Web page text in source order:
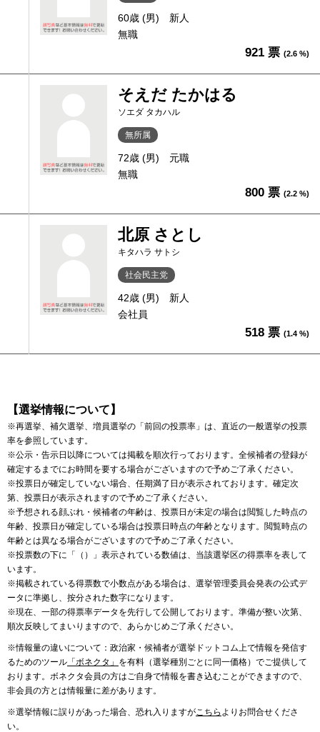
60歳 (男)
新人
無職
921 票 (2.6 %)
そえだ たかはる
ソエダ タカハル
無所属
72歳 (男)
元職
無職
800 票 (2.2 %)
北原 さとし
キタハラ サトシ
社会民主党
42歳 (男)
新人
会社員
518 票 (1.4 %)
【選挙情報について】
※再選挙、補欠選挙、増員選挙の「前回の投票率」は、直近の一般選挙の投票
率を参照しています。
※公示・告示日以降については掲載を順次行っております。全候補者の登録が
確定するまでにお時間を要する場合がございますので予めご了承ください。
※投票日が確定していない場合、任期満了日が表示されております。確定次
第、投票日が表示されますので予めご了承ください。
※予想される顔ぶれ・候補者の年齢は、投票日が未定の場合は閲覧した時点の
年齢、投票日が確定している場合は投票日時点の年齢となります。閲覧時点の
年齢とは異なる場合がございますので予めご了承ください。
※投票数の下に「（）」表示されている数値は、当該選挙区の得票率を表して
います。
※掲載されている得票数で小数点がある場合は、選挙管理委員会発表の公式デ
ータに準拠し、按分された数字になります。
※現在、一部の得票率データを先行して公開しております。準備が整い次第、
順次反映してまいりますので、あらかじめご了承ください。
※情報量の違いについて：政治家・候補者が選挙ドットコム上で情報を発信す
るためのツール 「ボネクタ」 を有料（選挙種別ごとに同一価格）でご提供して
おります。ボネクタ会員の方はご自身で情報を書き込むことができますので、
非会員の方とは情報量に差があります。
※選挙情報に誤りがあった場合、恐れ入りますがこちら よりお問合せくださ
い。